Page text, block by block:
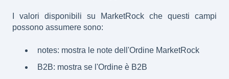
I valori disponibili su MarketRock che questi campi
possono assumere sono:
notes: mostra le note dell'Ordine MarketRock
B2B: mostra se l'Ordine è B2B